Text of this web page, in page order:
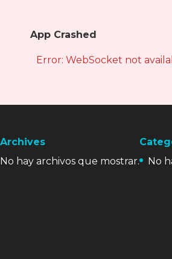
App Crashed
Error: WebSocket not
Archives
No hay archivos que mostrar.
No